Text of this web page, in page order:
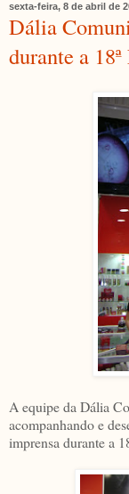
sexta-feira, 8 de abril de
Dália
durante a
A equipe da Dália
acompanhando e
imprensa durante a